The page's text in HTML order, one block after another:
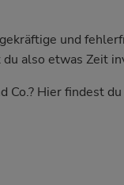
und
also etwas Zeit
Co.? Hier findest